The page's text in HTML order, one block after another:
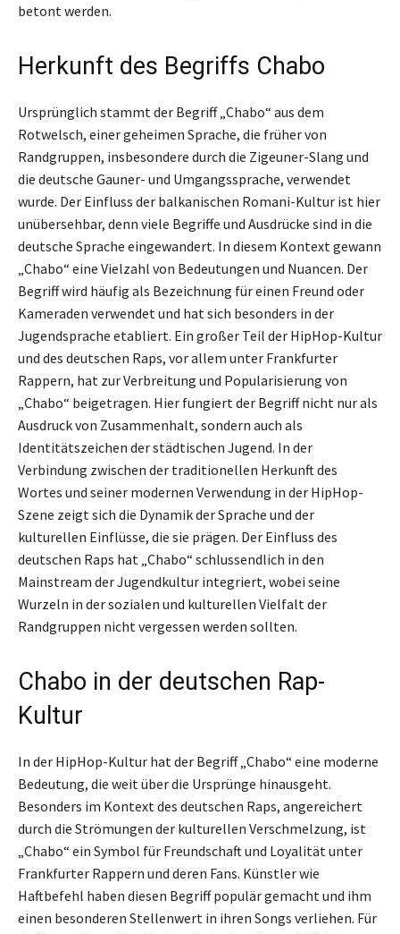
betont werden.
Herkunft des Begriffs Chabo
Ursprünglich stammt der Begriff „Chabo“ aus dem
Rotwelsch, einer geheimen Sprache, die früher von
Randgruppen, insbesondere durch die Zigeuner-Slang und
die deutsche Gauner- und Umgangssprache, verwendet
wurde. Der Einfluss der balkanischen Romani-Kultur ist hier
unübersehbar, denn viele Begriffe und Ausdrücke sind in die
deutsche Sprache eingewandert. In diesem Kontext gewann
„Chabo“ eine Vielzahl von Bedeutungen und Nuancen. Der
Begriff wird häufig als Bezeichnung für einen Freund oder
Kameraden verwendet und hat sich besonders in der
Jugendsprache etabliert. Ein großer Teil der HipHop-Kultur
und des deutschen Raps, vor allem unter Frankfurter
Rappern, hat zur Verbreitung und Popularisierung von
„Chabo“ beigetragen. Hier fungiert der Begriff nicht nur als
Ausdruck von Zusammenhalt, sondern auch als
Identitätszeichen der städtischen Jugend. In der
Verbindung zwischen der traditionellen Herkunft des
Wortes und seiner modernen Verwendung in der HipHop-
Szene zeigt sich die Dynamik der Sprache und der
kulturellen Einflüsse, die sie prägen. Der Einfluss des
deutschen Raps hat „Chabo“ schlussendlich in den
Mainstream der Jugendkultur integriert, wobei seine
Wurzeln in der sozialen und kulturellen Vielfalt der
Randgruppen nicht vergessen werden sollten.
Chabo in der deutschen Rap-
Kultur
In der HipHop-Kultur hat der Begriff „Chabo“ eine moderne
Bedeutung, die weit über die Ursprünge hinausgeht.
Besonders im Kontext des deutschen Raps, angereichert
durch die Strömungen der kulturellen Verschmelzung, ist
„Chabo“ ein Symbol für Freundschaft und Loyalität unter
Frankfurter Rappern und deren Fans. Künstler wie
Haftbefehl haben diesen Begriff populär gemacht und ihm
einen besonderen Stellenwert in ihren Songs verliehen. Für